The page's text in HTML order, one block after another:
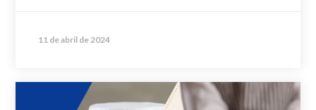
11 de abril de 2024